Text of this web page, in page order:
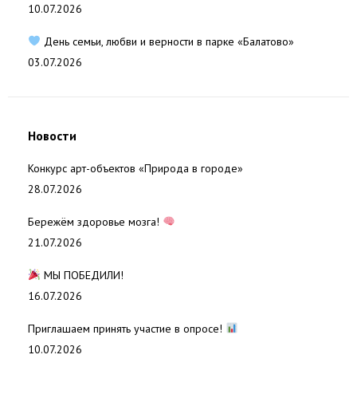
10.07.2026
День семьи, любви и верности в парке «Балатово»
03.07.2026
Новости
Конкурс арт-объектов «Природа в городе»
28.07.2026
Бережём здоровье мозга!
21.07.2026
МЫ ПОБЕДИЛИ!
16.07.2026
Приглашаем принять участие в опросе!
10.07.2026